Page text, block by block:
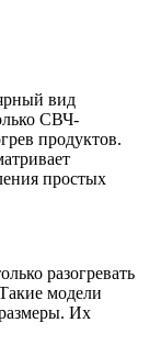
вид
СВЧ-
продуктов.
простых
разогревать
модели
Их